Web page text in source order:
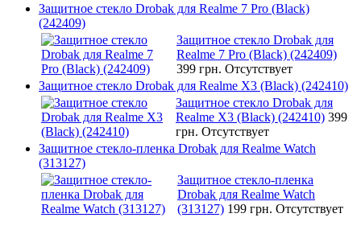
Защитное стекло Drobak для Realme 7 Pro (Black)
(242409)
Защитное стекло Drobak для
Realme 7 Pro (Black) (242409)
399 грн. Отсутствует
Защитное стекло Drobak для Realme X3 (Black) (242410)
Защитное стекло Drobak для
Realme X3 (Black) (242410) 399
грн. Отсутствует
Защитное стекло-пленка Drobak для Realme Watch
(313127)
Защитное стекло-пленка
Drobak для Realme Watch
(313127) 199 грн. Отсутствует